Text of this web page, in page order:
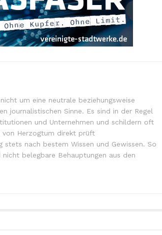
um eine neutrale beziehungsweise
journalistischen Sinne. Es sind in der Regel
und Unternehmen und schildern oft
von Herzogtum direkt prüft
stets nach bestem Wissen und Gewissen. So
belegbare Behauptungen aus den